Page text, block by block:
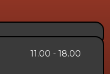
11.00 - 18.00